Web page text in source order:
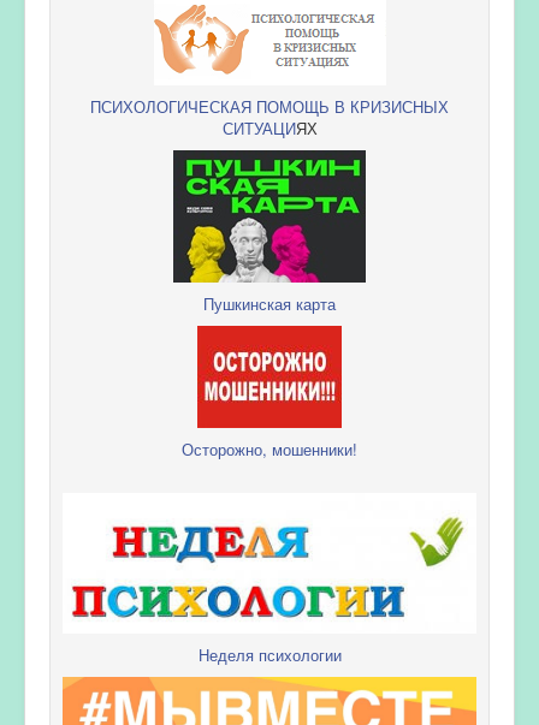
ПСИХОЛОГИЧЕСКАЯ ПОМОЩЬ В КРИЗИСНЫХ
СИТУАЦИЯХ
Пушкинская карта
Осторожно, мошенники!
Неделя психологии